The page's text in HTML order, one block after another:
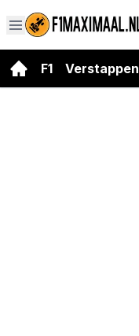
F1 Verstappen